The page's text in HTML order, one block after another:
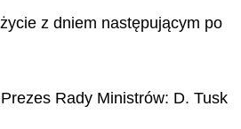
z dniem następującym po
Prezes Rady Ministrów: D. Tusk